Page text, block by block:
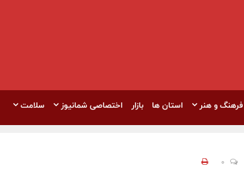
فرهنگ و هنر استان ها بازار اختصاصی شمانیوز سلامت
0